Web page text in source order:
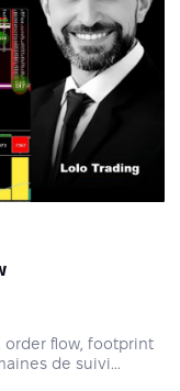
order flow, footprint
de suivi